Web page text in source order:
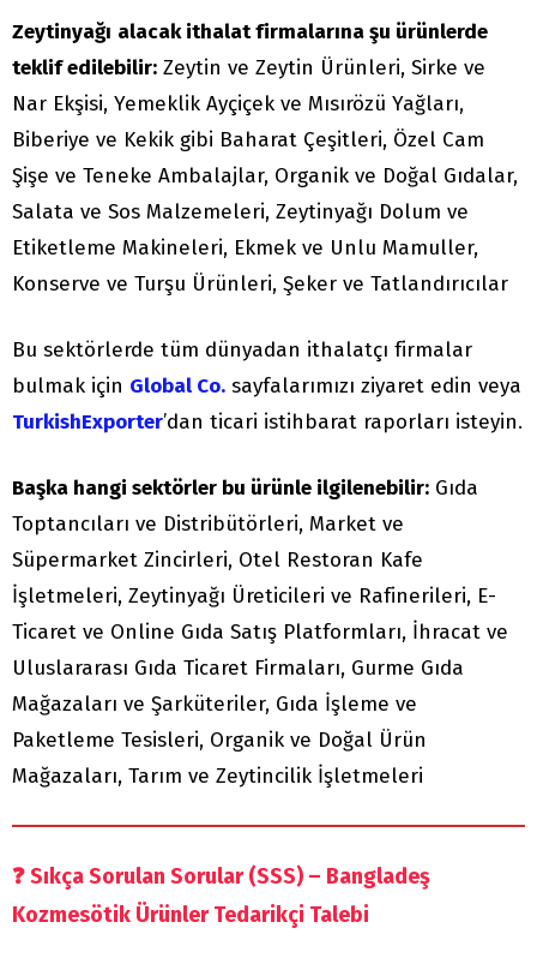
Zeytinyağı alacak ithalat firmalarına şu ürünlerde
teklif edilebilir: Zeytin ve Zeytin Ürünleri, Sirke ve
Nar Ekşisi, Yemeklik Ayçiçek ve Mısırözü Yağları,
Biberiye ve Kekik gibi Baharat Çeşitleri, Özel Cam
Şişe ve Teneke Ambalajlar, Organik ve Doğal Gıdalar,
Salata ve Sos Malzemeleri, Zeytinyağı Dolum ve
Etiketleme Makineleri, Ekmek ve Unlu Mamuller,
Konserve ve Turşu Ürünleri, Şeker ve Tatlandırıcılar
Bu sektörlerde tüm dünyadan ithalatçı firmalar
bulmak için Global Co. sayfalarımızı ziyaret edin veya
TurkishExporter’dan ticari istihbarat raporları isteyin.
Başka hangi sektörler bu ürünle ilgilenebilir: Gıda
Toptancıları ve Distribütörleri, Market ve
Süpermarket Zincirleri, Otel Restoran Kafe
İşletmeleri, Zeytinyağı Üreticileri ve Rafinerileri, E-
Ticaret ve Online Gıda Satış Platformları, İhracat ve
Uluslararası Gıda Ticaret Firmaları, Gurme Gıda
Mağazaları ve Şarküteriler, Gıda İşleme ve
Paketleme Tesisleri, Organik ve Doğal Ürün
Mağazaları, Tarım ve Zeytincilik İşletmeleri
❓Sıkça Sorulan Sorular (SSS) – Bangladeş
Kozmesötik Ürünler Tedarikçi Talebi